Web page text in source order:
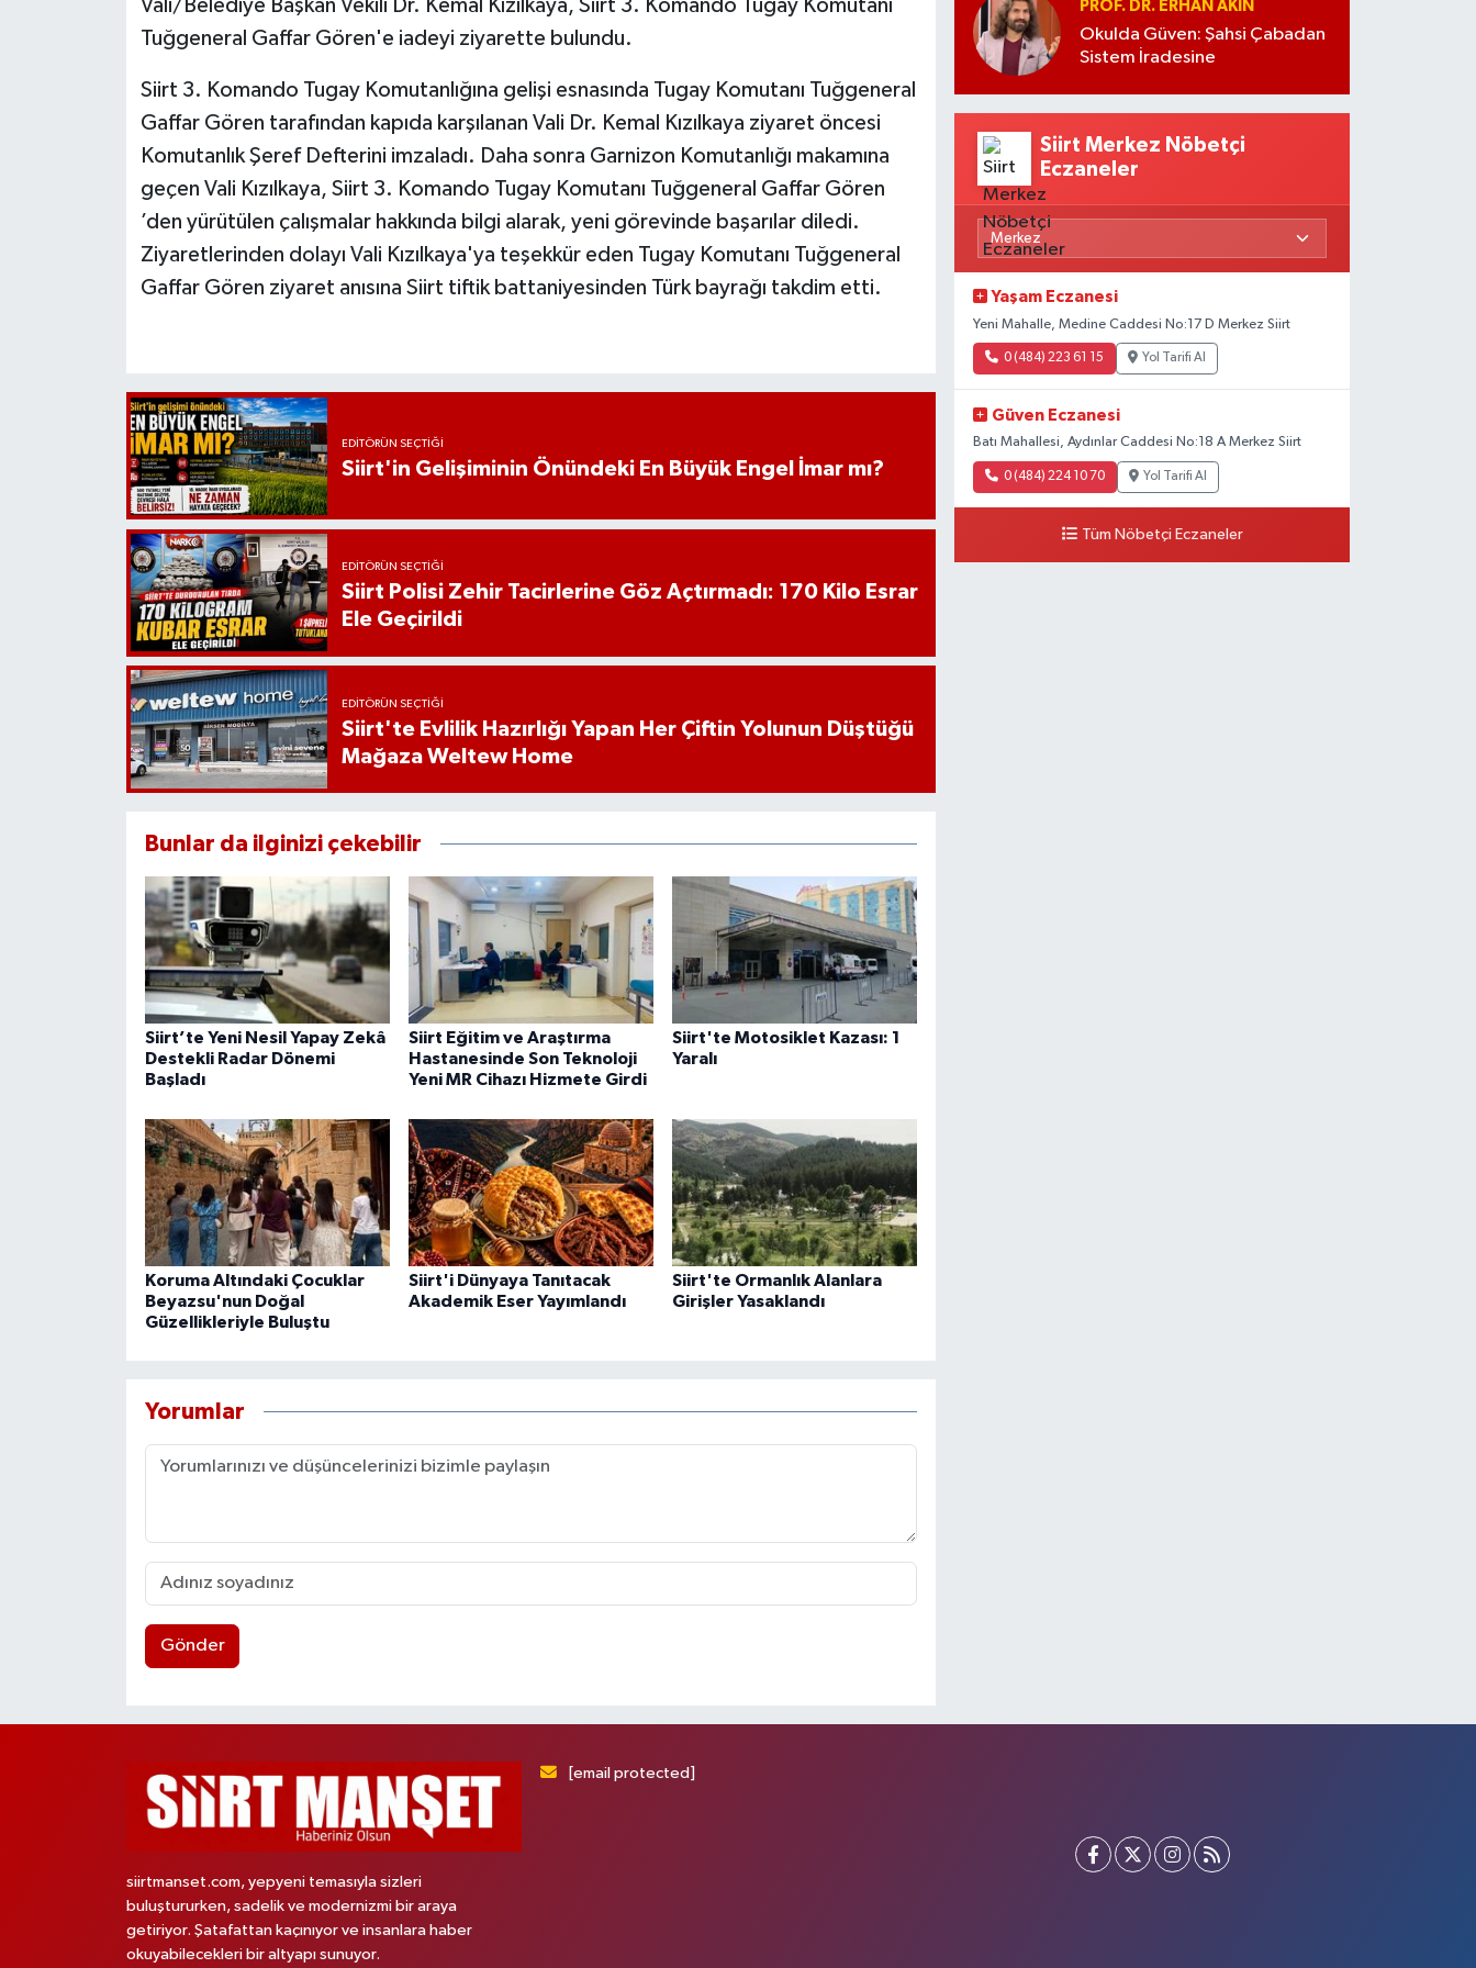
Vali/Belediye Başkan Vekili Dr. Kemal Kızılkaya, Siirt 3. Komando Tugay Komutanı
Tuğgeneral Gaffar Gören'e iadeyi ziyarette bulundu.
Siirt 3. Komando Tugay Komutanlığına gelişi esnasında Tugay Komutanı Tuğgeneral
Gaffar Gören tarafından kapıda karşılanan Vali Dr. Kemal Kızılkaya ziyaret öncesi
Komutanlık Şeref Defterini imzaladı. Daha sonra Garnizon Komutanlığı makamına
geçen Vali Kızılkaya, Siirt 3. Komando Tugay Komutanı Tuğgeneral Gaffar Gören
’den yürütülen çalışmalar hakkında bilgi alarak, yeni görevinde başarılar diledi.
Ziyaretlerinden dolayı Vali Kızılkaya'ya teşekkür eden Tugay Komutanı Tuğgeneral
Gaffar Gören ziyaret anısına Siirt tiftik battaniyesinden Türk bayrağı takdim etti.
EDITÖRÜN SEÇTIĞI
Siirt'in Gelişiminin Önündeki En Büyük Engel İmar mı?
EDITÖRÜN SEÇTIĞI
Siirt Polisi Zehir Tacirlerine Göz Açtırmadı: 170 Kilo Esrar
Ele Geçirildi
EDITÖRÜN SEÇTIĞI
Siirt'te Evlilik Hazırlığı Yapan Her Çiftin Yolunun Düştüğü
Mağaza Weltew Home
Bunlar da ilginizi çekebilir
Siirt’te Yeni Nesil Yapay Zekâ
Destekli Radar Dönemi
Başladı
Siirt Eğitim ve Araştırma
Hastanesinde Son Teknoloji
Yeni MR Cihazı Hizmete Girdi
Siirt'te Motosiklet Kazası: 1
Yaralı
Koruma Altındaki Çocuklar
Beyazsu'nun Doğal
Güzellikleriyle Buluştu
Siirt'i Dünyaya Tanıtacak
Akademik Eser Yayımlandı
Siirt'te Ormanlık Alanlara
Girişler Yasaklandı
Yorumlar
Gönder
PROF. DR. ERHAN AKIN
Okulda Güven: Şahsi Çabadan
Sistem İradesine
Siirt Merkez Nöbetçi
Eczaneler
Yaşam Eczanesi
Yeni Mahalle, Medine Caddesi No:17 D Merkez Siirt
0 (484) 223 61 15 Yol Tarifi Al
Güven Eczanesi
Batı Mahallesi, Aydınlar Caddesi No:18 A Merkez Siirt
0 (484) 224 10 70 Yol Tarifi Al
Tüm Nöbetçi Eczaneler
siirtmanset.com, yepyeni temasıyla sizleri
buluştururken, sadelik ve modernizmi bir araya
getiriyor. Şatafattan kaçınıyor ve insanlara haber
okuyabilecekleri bir altyapı sunuyor.
[email protected]